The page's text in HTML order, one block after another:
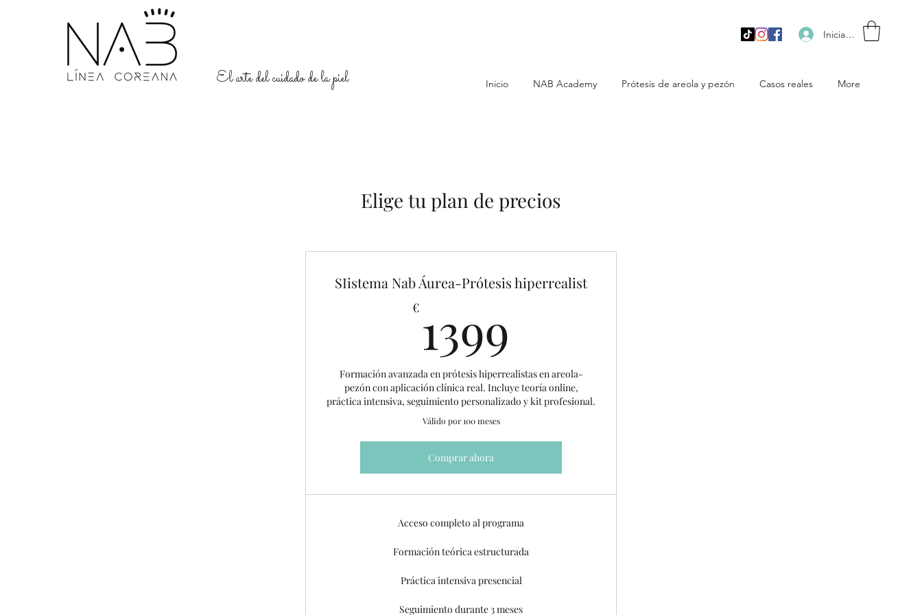
El arte del cuidado de la piel
Iniciar sesión
Inicio NAB Academy Prótesis de areola y pezón Casos reales More
Elige tu plan de precios
SIistema Nab Áurea-Prótesis hiperrealist
€ 1399
Formación avanzada en prótesis hiperrealistas en areola-
pezón con aplicación clínica real. Incluye teoría online,
práctica intensiva, seguimiento personalizado y kit profesional.
Válido por 100 meses
Comprar ahora
Acceso completo al programa
Formación teórica estructurada
Práctica intensiva presencial
Seguimiento durante 3 meses